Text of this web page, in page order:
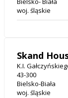
woj. śląskie
Skand
K.I.
43-300
Bielsko-Biała
woj. śląskie